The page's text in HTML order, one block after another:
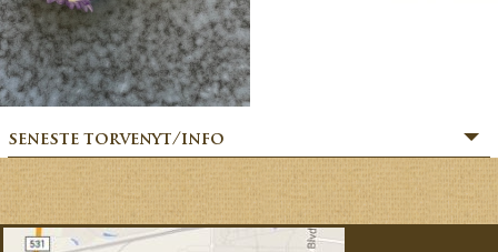
seneste torvenyt/info
» SOMMERHILSEN:
» BÆR-FEKT SOMMER!
» MERE MARKVÆRK MAGI: